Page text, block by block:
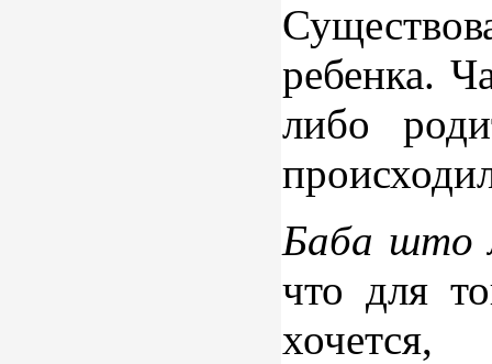
ребенка.
либо
Баба што
что для